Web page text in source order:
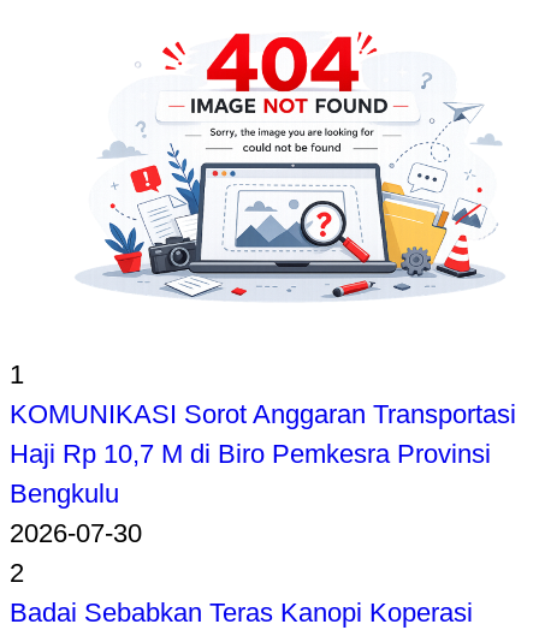
1
KOMUNIKASI Sorot Anggaran Transportasi
Haji Rp 10,7 M di Biro Pemkesra Provinsi
Bengkulu
2026-07-30
2
Badai Sebabkan Teras Kanopi Koperasi